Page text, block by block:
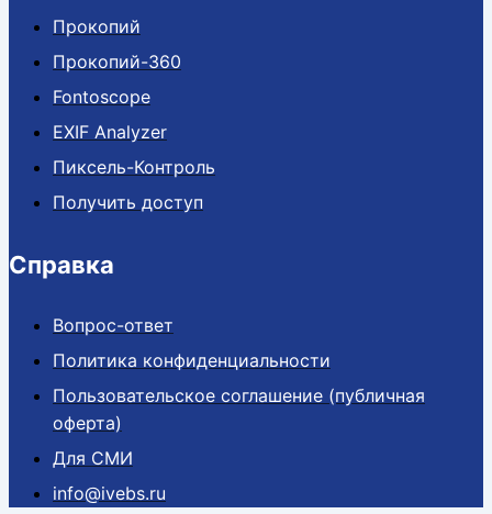
Прокопий
Прокопий-360
Fontoscope
EXIF Analyzer
Пиксель-Контроль
Получить доступ
Справка
Вопрос-ответ
Политика конфиденциальности
Пользовательское соглашение (публичная
оферта)
Для СМИ
info@ivebs.ru